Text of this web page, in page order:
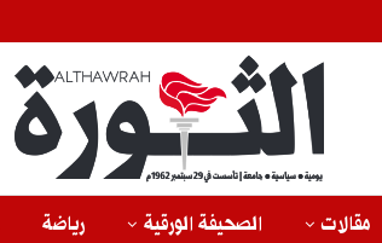
مقالات الصحيفة الورقية رياضة